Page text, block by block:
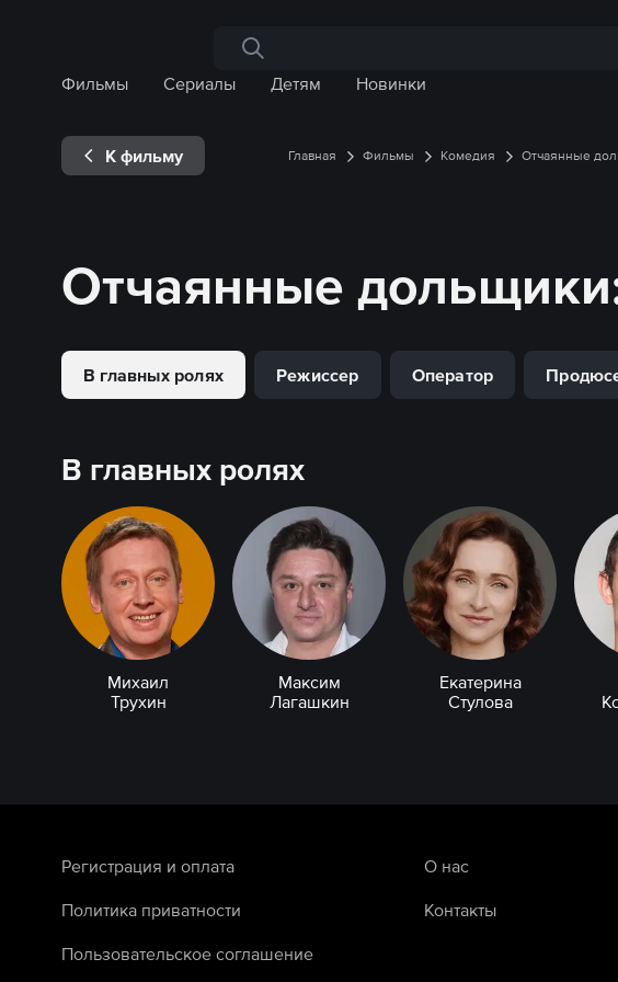
Поиск по сайту
Фильмы
Сериалы Детям Новинки
К фильму Главная Фильмы Комедия Отчаянные
Отчаянные дольщики
В главных ролях Режиссер Оператор
В главных ролях
Михаил
Трухин
Максим
Лагашкин
Екатерина
Стулова
Регистрация и оплата
Политика приватности
Пользовательское соглашение
О нас
Контакты